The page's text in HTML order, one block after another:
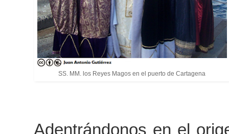
SS. MM. los Reyes Magos en el puerto de Cartagena
Adentrándonos en el